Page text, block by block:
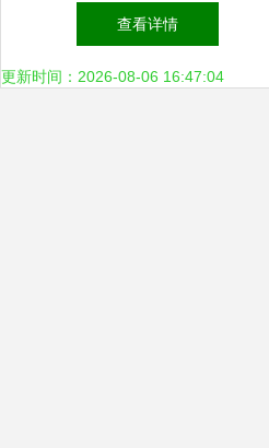
项目以“采摘经济”激发新疆农
村发展新活力
查看详情
更新时间：2026-08-06 16:47:04